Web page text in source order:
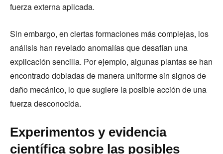
fuerza externa aplicada.
Sin embargo, en ciertas formaciones más complejas, los
análisis han revelado anomalías que desafían una
explicación sencilla. Por ejemplo, algunas plantas se han
encontrado dobladas de manera uniforme sin signos de
daño mecánico, lo que sugiere la posible acción de una
fuerza desconocida.
Experimentos y evidencia
científica sobre las posibles